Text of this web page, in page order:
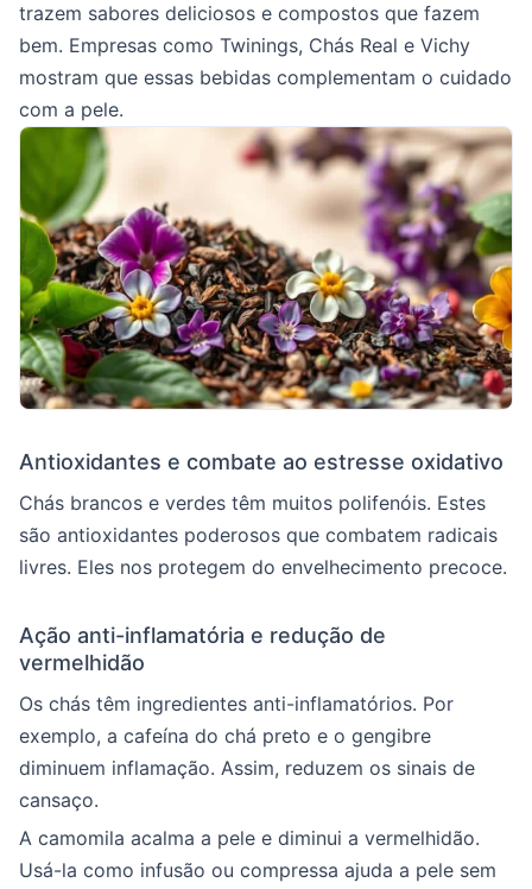
trazem sabores deliciosos e compostos que fazem
bem. Empresas como Twinings, Chás Real e Vichy
mostram que essas bebidas complementam o cuidado
com a pele.
Antioxidantes e combate ao estresse oxidativo
Chás brancos e verdes têm muitos polifenóis. Estes
são antioxidantes poderosos que combatem radicais
livres. Eles nos protegem do envelhecimento precoce.
Ação anti-inflamatória e redução de
vermelhidão
Os chás têm ingredientes anti-inflamatórios. Por
exemplo, a cafeína do chá preto e o gengibre
diminuem inflamação. Assim, reduzem os sinais de
cansaço.
A camomila acalma a pele e diminui a vermelhidão.
Usá-la como infusão ou compressa ajuda a pele sem